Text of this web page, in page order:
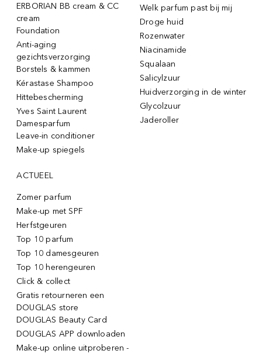
ERBORIAN BB cream & CC
cream
Foundation
Anti-aging
gezichtsverzorging
Borstels & kammen
Kérastase Shampoo
Hittebescherming
Yves Saint Laurent
Damesparfum
Leave-in conditioner
Make-up spiegels
Welk parfum past bij mij
Droge huid
Rozenwater
Niacinamide
Squalaan
Salicylzuur
Huidverzorging in de winter
Glycolzuur
Jaderoller
ACTUEEL
Zomer parfum
Make-up met SPF
Herfstgeuren
Top 10 parfum
Top 10 damesgeuren
Top 10 herengeuren
Click & collect
Gratis retourneren een
DOUGLAS store
DOUGLAS Beauty Card
DOUGLAS APP downloaden
Make-up online uitproberen -